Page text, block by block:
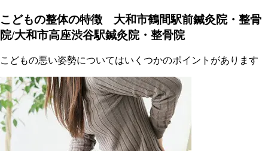
こどもの整体の特徴 大和市鶴間駅前鍼灸院・整骨
院/大和市高座渋谷駅鍼灸院・整骨院
こどもの悪い姿勢についてはいくつかのポイントがあります